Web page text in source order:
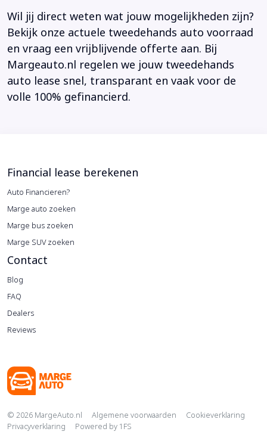
Wil jij direct weten wat jouw mogelijkheden zijn?
Bekijk onze actuele tweedehands auto voorraad
en vraag een vrijblijvende offerte aan. Bij
Margeauto.nl regelen we jouw tweedehands
auto lease snel, transparant en vaak voor de
volle 100% gefinancierd.
Financial lease berekenen
Auto Financieren?
Marge auto zoeken
Marge bus zoeken
Marge SUV zoeken
Contact
Blog
FAQ
Dealers
Reviews
Copyright navigation
© 2026 MargeAuto.nl Algemene voorwaarden
Cookieverklaring
Privacyverklaring
Powered by 1FS